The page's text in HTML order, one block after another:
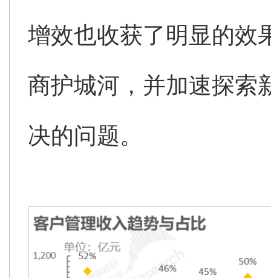
增效也收获了明显的效
商护城河，并加速探索
决的问题。